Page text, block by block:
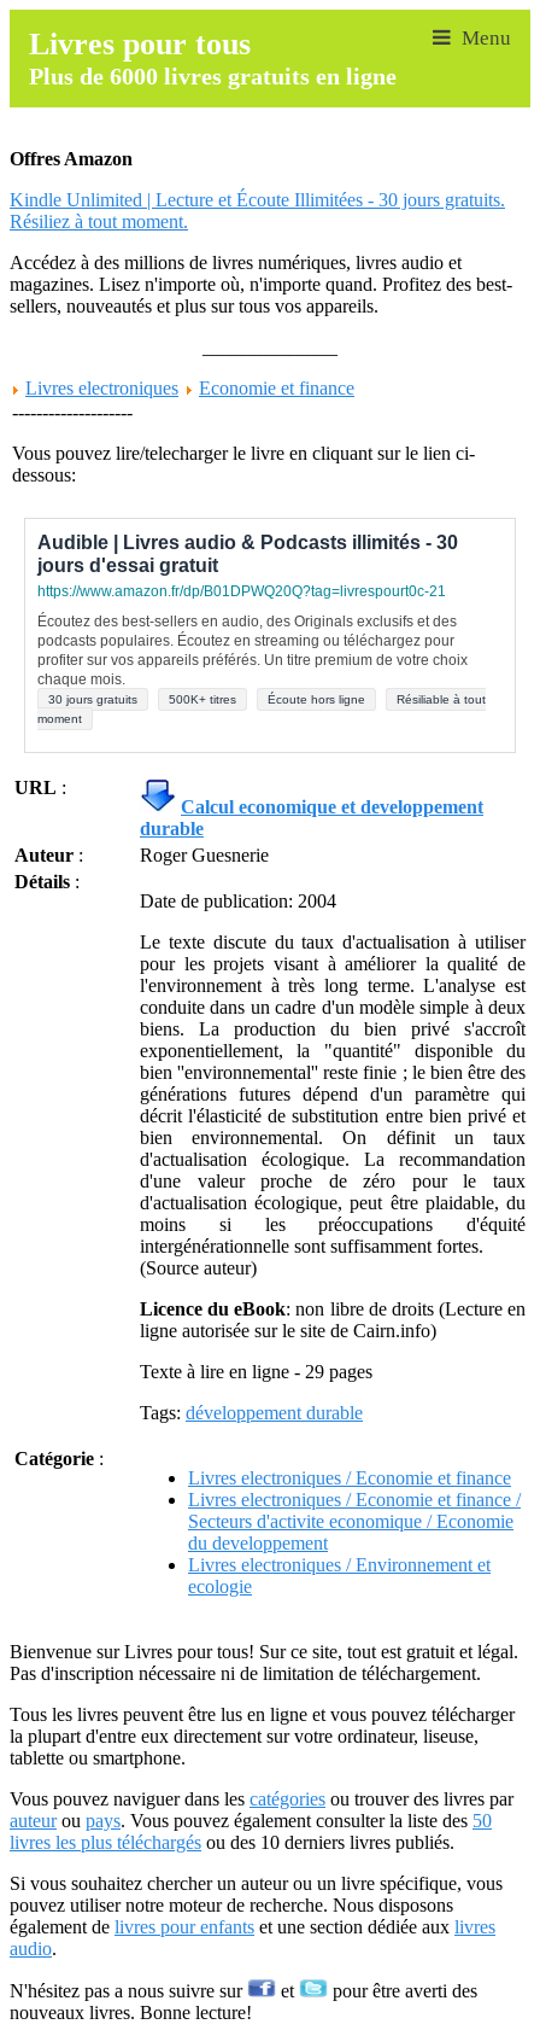
Livres pour tous
Plus de 6000 livres gratuits en ligne
Offres Amazon
Kindle Unlimited | Lecture et Écoute Illimitées - 30 jours gratuits.
Résiliez à tout moment.
Accédez à des millions de livres numériques, livres audio et
magazines. Lisez n'importe où, n'importe quand. Profitez des best-
sellers, nouveautés et plus sur tous vos appareils.
Livres electroniques
Economie et finance
--------------------
Vous pouvez lire/telecharger le livre en cliquant sur le lien ci-
dessous:
Audible | Livres audio & Podcasts illimités - 30
jours d'essai gratuit
https://www.amazon.fr/dp/B01DPWQ20Q?tag=livrespourt0c-21
Écoutez des best-sellers en audio, des Originals exclusifs et des
podcasts populaires. Écoutez en streaming ou téléchargez pour
profiter sur vos appareils préférés. Un titre premium de votre choix
chaque mois.
30 jours gratuits 500K+ titres Écoute hors ligne
Résiliable à tout
moment
URL :
Calcul economique et developpement
durable
Auteur :
Roger Guesnerie
Détails :
Date de publication: 2004
Le texte discute du taux d'actualisation à utiliser
pour les projets visant à améliorer la qualité de
l'environnement à très long terme. L'analyse est
conduite dans un cadre d'un modèle simple à deux
biens. La production du bien privé s'accroît
exponentiellement, la "quantité" disponible du
bien ''environnemental'' reste finie ; le bien être des
générations futures dépend d'un paramètre qui
décrit l'élasticité de substitution entre bien privé et
bien environnemental. On définit un taux
d'actualisation écologique. La recommandation
d'une valeur proche de zéro pour le taux
d'actualisation écologique, peut être plaidable, du
moins si les préoccupations d'équité
intergénérationnelle sont suffisamment fortes.
(Source auteur)
Licence du eBook: non libre de droits (Lecture en
ligne autorisée sur le site de Cairn.info)
Texte à lire en ligne - 29 pages
Tags: développement durable
Catégorie :
Livres electroniques / Economie et finance
Livres electroniques / Economie et finance /
Secteurs d'activite economique / Economie
du developpement
Livres electroniques / Environnement et
ecologie
Bienvenue sur Livres pour tous! Sur ce site, tout est gratuit et légal.
Pas d'inscription nécessaire ni de limitation de téléchargement.
Tous les livres peuvent être lus en ligne et vous pouvez télécharger
la plupart d'entre eux directement sur votre ordinateur, liseuse,
tablette ou smartphone.
Vous pouvez naviguer dans les catégories ou trouver des livres par
auteurou pays. Vous pouvez également consulter la liste des 50
livres les plus téléchargés ou des 10 derniers livres publiés.
Si vous souhaitez chercher un auteur ou un livre spécifique, vous
pouvez utiliser notre moteur de recherche. Nous disposons
également de livres pour enfants et une section dédiée aux livres
audio.
N'hésitez pas a nous suivre sur et
pour être averti des
nouveaux livres. Bonne lecture!